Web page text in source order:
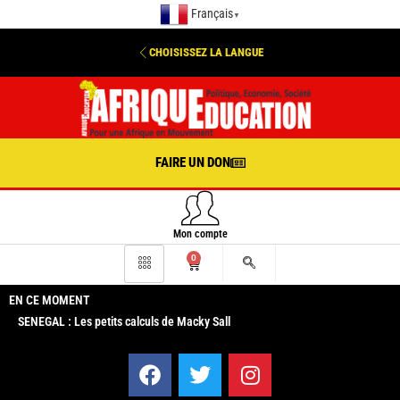
Français ▼
CHOISISSEZ LA LANGUE
FAIRE UN DON
Mon compte
0
EN CE MOMENT
SENEGAL : Les petits calculs de Macky Sall